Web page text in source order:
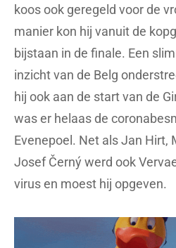
koos ook geregeld voor de
manier kon hij vanuit de
bijstaan in de finale. Een
inzicht van de Belg
hij ook aan de start van de
was er helaas de
Evenepoel. Net als Jan Hirt,
Josef Černý werd ook
virus en moest hij opgeven.